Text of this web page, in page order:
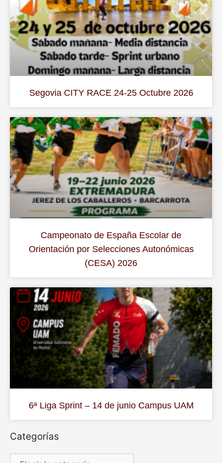
Segovia CITY RACE 24-25 Octubre 2026
Campeonato de España Escolar de
Orientación por Selecciones Autonómicas
(CESA) 2026
6ª Liga Sprint – 14 de junio Campus UAM
Categorías